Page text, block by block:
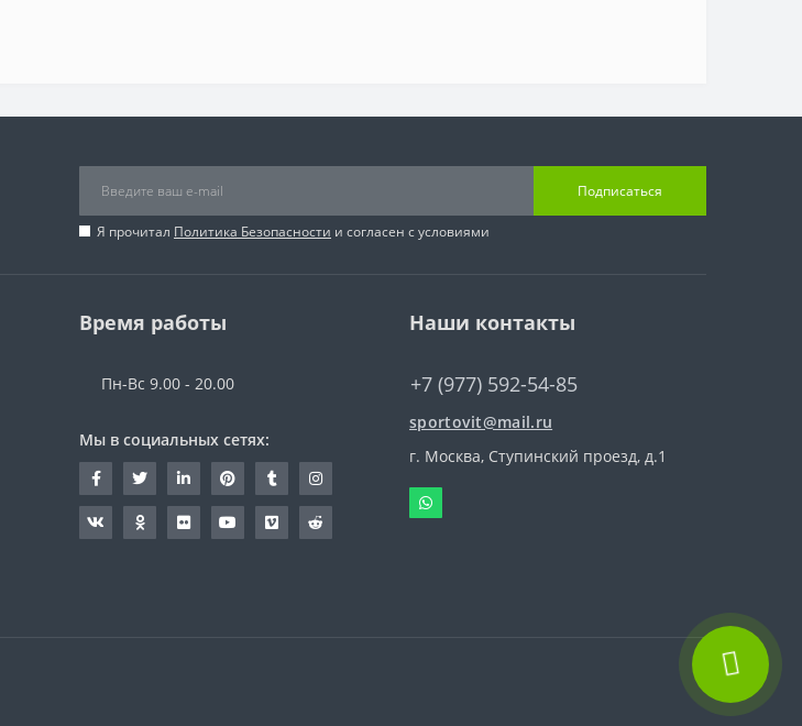
Подписаться
Я прочитал Политика Безопасности и согласен с условиями
Время работы
Пн-Вс 9.00 - 20.00
Мы в социальных сетях:
Наши контакты
+7 (977) 592-54-85
sportovit@mail.ru
г. Москва, Ступинский проезд, д.1